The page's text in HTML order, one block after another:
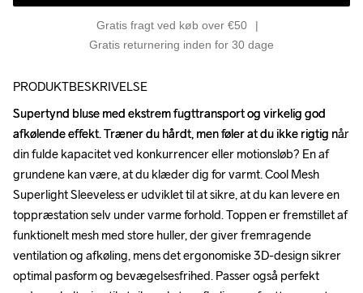
Gratis fragt ved køb over €50
Gratis returnering inden for 30 dage
PRODUKTBESKRIVELSE
Supertynd bluse med ekstrem fugttransport og virkelig god
afkølende effekt. Træner du hårdt, men føler at du ikke rigtig når
din fulde kapacitet ved konkurrencer eller motionsløb? En af
grundene kan være, at du klæder dig for varmt. Cool Mesh
Superlight Sleeveless er udviklet til at sikre, at du kan levere en
toppræstation selv under varme forhold. Toppen er fremstillet af
funktionelt mesh med store huller, der giver fremragende
ventilation og afkøling, mens det ergonomiske 3D-design sikrer
optimal pasform og bevægelsesfrihed. Passer også perfekt
Supertynd bluse med ekstrem fugttransport og virkelig god
afkølende effekt. Træner du hårdt, men føler at du ikke rigtig når
din fulde kapacitet ved konkurrencer eller motionsløb? En af
grundene kan være, at du klæder dig for varmt. Cool Mesh
Superlight Sleeveless er udviklet til at sikre, at du kan levere en
toppræstation selv under varme forhold. Toppen er fremstillet af
funktionelt mesh med store huller, der giver fremragende
ventilation og afkøling, mens det ergonomiske 3D-design sikrer
optimal pasform og bevægelsesfrihed. Passer også perfekt